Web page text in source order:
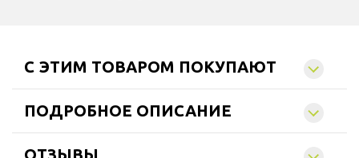
C ЭТИМ ТОВАРОМ ПОКУПАЮТ
ПОДРОБНОЕ ОПИСАНИЕ
ОТЗЫВЫ